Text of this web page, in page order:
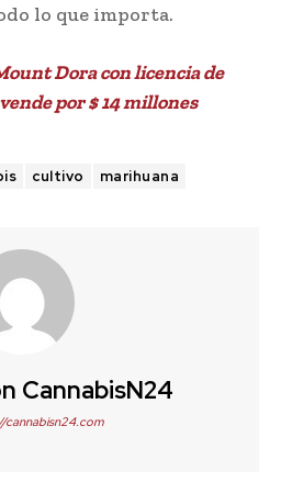
lo que importa.
Dora con licencia de
por $ 14 millones
cultivo marihuana
CannabisN24
cannabisn24.com